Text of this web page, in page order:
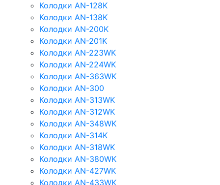
Колодки AN-128K
Колодки AN-138K
Колодки AN-200K
Колодки AN-201K
Колодки AN-223WK
Колодки AN-224WK
Колодки AN-363WK
Колодки AN-300
Колодки AN-313WK
Колодки AN-312WK
Колодки AN-348WK
Колодки AN-314K
Колодки AN-318WK
Колодки AN-380WK
Колодки AN-427WK
Колодки AN-433WK